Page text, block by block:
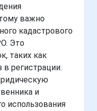
важно
кадастрового
Это
таких как
в регистрации.
и
использования